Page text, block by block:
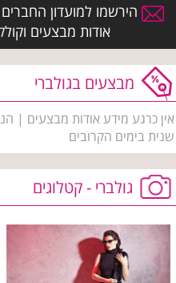
הירשמו למועדון
אודות מבצעים
מבצעים בגולברי
אין כרגע מידע אודות מבצעים |
שנית בימים הקרובים
גולברי - קטלוגים